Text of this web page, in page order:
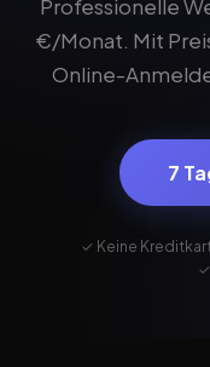
Professionelle
€/Monat. Mit
Online-
7
✓ Keine